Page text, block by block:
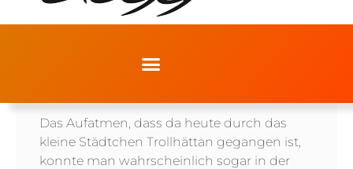
Das Aufatmen, dass da heute durch das
kleine Städtchen Trollhättan gegangen ist,
konnte man wahrscheinlich sogar in der